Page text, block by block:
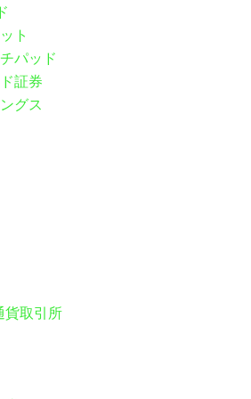
ト
パッド
証券
グス
貨取引所